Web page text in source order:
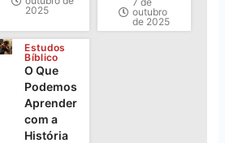
2025
outubro
de 2025
Estudos
Bíblico
O Que
Podemos
Aprender
com a
História